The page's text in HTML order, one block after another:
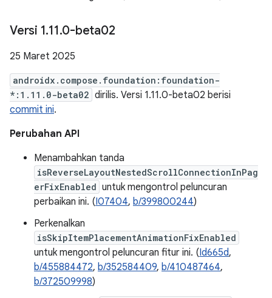
Versi 1.11.0-beta02
25 Maret 2025
androidx.compose.foundation:foundation-
*:1.11.0-beta02 dirilis. Versi 1.11.0-beta02 berisi
commit ini.
Perubahan API
Menambahkan tanda
isReverseLayoutNestedScrollConnectionInPag
erFixEnabled untuk mengontrol peluncuran
perbaikan ini. (I07404, b/399800244)
Perkenalkan
isSkipItemPlacementAnimationFixEnabled
untuk mengontrol peluncuran fitur ini. (Id665d,
b/455884472, b/352584409, b/410487464,
b/372509998)